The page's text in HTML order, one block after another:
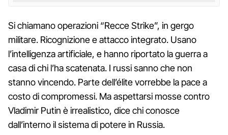
Si chiamano operazioni “Recce Strike”, in gergo
militare. Ricognizione e attacco integrato. Usano
l’intelligenza artificiale, e hanno riportato la guerra a
casa di chi l’ha scatenata. I russi sanno che non
stanno vincendo. Parte dell’élite vorrebbe la pace a
costo di compromessi. Ma aspettarsi mosse contro
Vladimir Putin è irrealistico, dice chi conosce
dall’interno il sistema di potere in Russia.